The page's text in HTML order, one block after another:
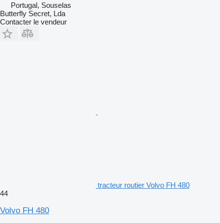
Portugal, Souselas
Butterfly Secret, Lda
Contacter le vendeur
tracteur routier Volvo FH 480
44
Volvo FH 480